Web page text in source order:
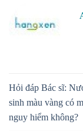
Hỏi đáp Bác sĩ:
sinh màu vàng có
nguy hiểm không?